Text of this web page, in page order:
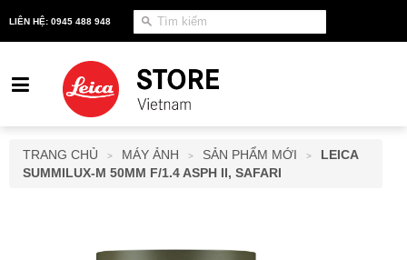
LIÊN HỆ: 0945 488 948
TRANG CHỦ > MÁY ẢNH > SẢN PHẨM MỚI >
LEICA
SUMMILUX-M 50MM F/1.4 ASPH II, SAFARI